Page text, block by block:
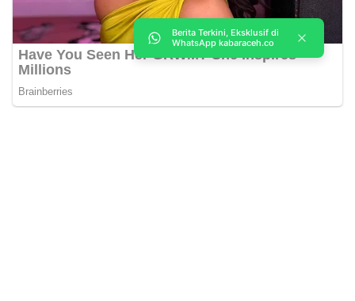
Berita Terkini, Eksklusif di
WhatsApp kabaraceh.co